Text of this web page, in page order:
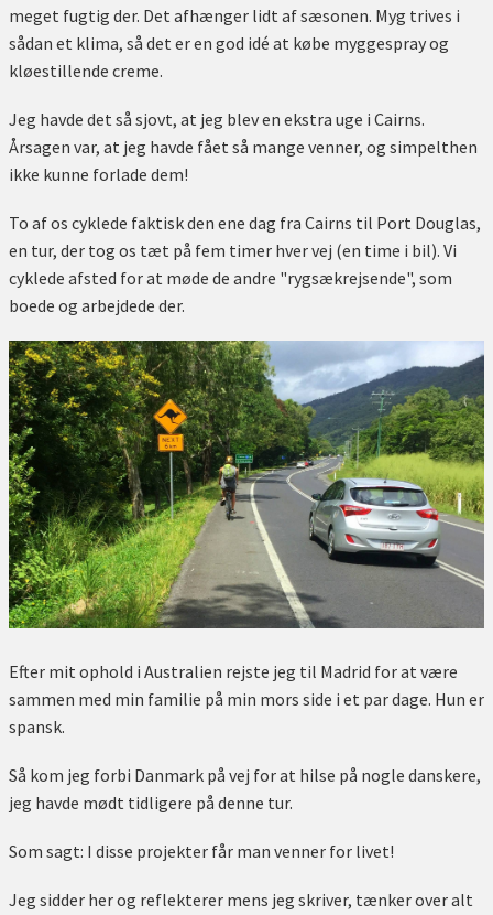
meget fugtig der. Det afhænger lidt af sæsonen. Myg trives i
sådan et klima, så det er en god idé at købe myggespray og
kløestillende creme.
Jeg havde det så sjovt, at jeg blev en ekstra uge i Cairns.
Årsagen var, at jeg havde fået så mange venner, og simpelthen
ikke kunne forlade dem!
To af os cyklede faktisk den ene dag fra Cairns til Port Douglas,
en tur, der tog os tæt på fem timer hver vej (en time i bil). Vi
cyklede afsted for at møde de andre "rygsækrejsende", som
boede og arbejdede der.
Efter mit ophold i Australien rejste jeg til Madrid for at være
sammen med min familie på min mors side i et par dage. Hun er
spansk.
Så kom jeg forbi Danmark på vej for at hilse på nogle danskere,
jeg havde mødt tidligere på denne tur.
Som sagt: I disse projekter får man venner for livet!
Jeg sidder her og reflekterer mens jeg skriver, tænker over alt